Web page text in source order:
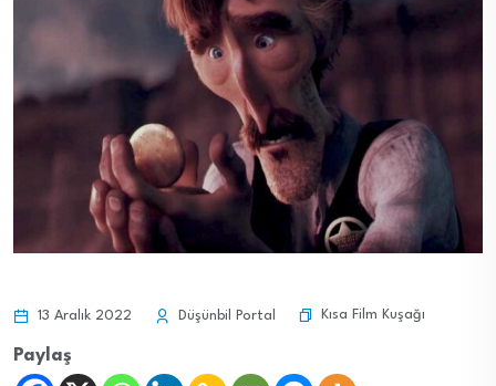
13 Aralık 2022 Düşünbil Portal Kısa Film Kuşağı
Paylaş